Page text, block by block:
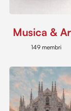
Musica &
149 membri